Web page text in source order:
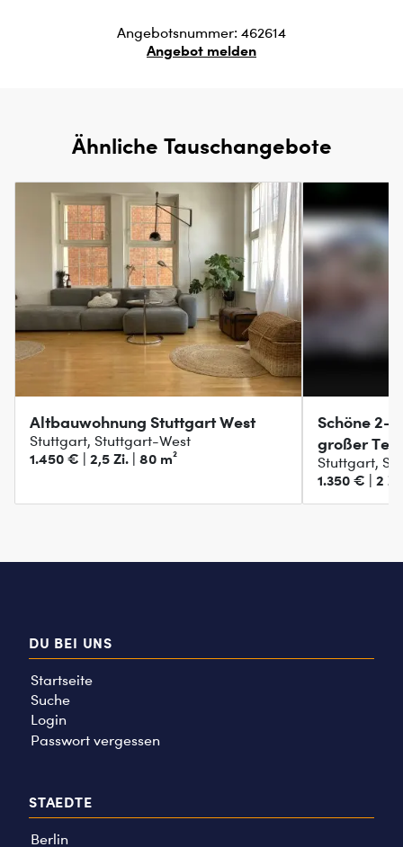
Angebotsnummer: 462614
Angebot melden
Ähnliche Tauschangebote
Altbauwohnung Stuttgart West
Stuttgart, Stuttgart-West
1.450 € | 2,5 Zi. | 80 m²
Schöne 2-
großer
Stuttgart,
1.350 € | 2
DU BEI UNS
Startseite
Suche
Login
Passwort vergessen
STAEDTE
Berlin